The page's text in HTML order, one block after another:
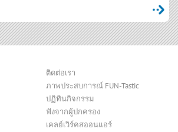
ติดต่อเรา
ภาพประสบการณ์ FUN-Tastic
ปฏิทินกิจกรรม
ฟังจากผู้ปกครอง
เคลย์เวิร์คสออนแอร์